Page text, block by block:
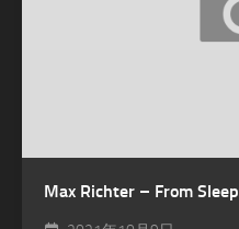
Max Richter – From Sleep